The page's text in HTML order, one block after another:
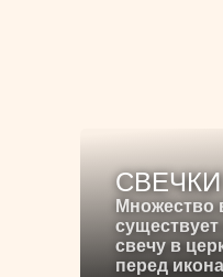
СВЕЧКИ
Множество
свечу в
перед